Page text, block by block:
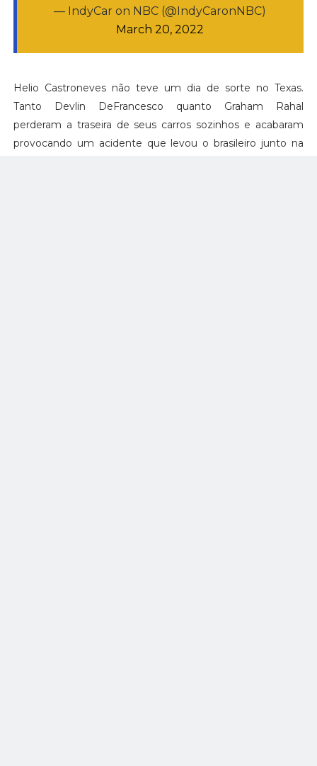
— IndyCar on NBC (@IndyCaronNBC)
March 20, 2022
Helio Castroneves não teve um dia de sorte no Texas.
Tanto Devlin DeFrancesco quanto Graham Rahal
perderam a traseira de seus carros sozinhos e acabaram
provocando um acidente que levou o brasileiro junto na